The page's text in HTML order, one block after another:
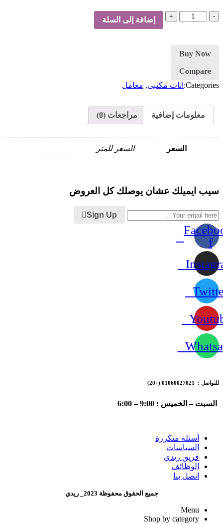
كمية
إضافة إلى السلة
Buy Now
Compare
Categories: اثاث مكتبى, معامل
معلومات إضافية مراجعات (0)
السعر السعر للمتر
سيب ايميلك عشان يوصلك كل العروض
Sign Up
f
للتواصل : 01060027021 (+20)
السبت – الخميس : 9:00 – 6:00
أسئلة متكررة
السياسات
فريق ريدي
الوظائف
اتصل بنا
جميع الحقوق محفوظة 2023_ ريدي
Menu
Shop by category